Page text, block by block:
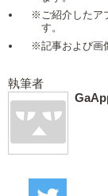
※ご紹介したア
す。
※記事および画
執筆者